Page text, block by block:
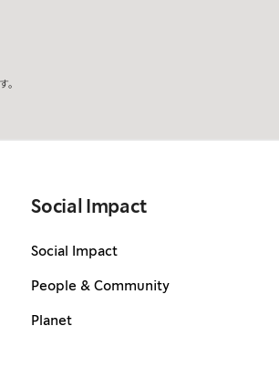
Social Impact
Social Impact
People & Community
Planet